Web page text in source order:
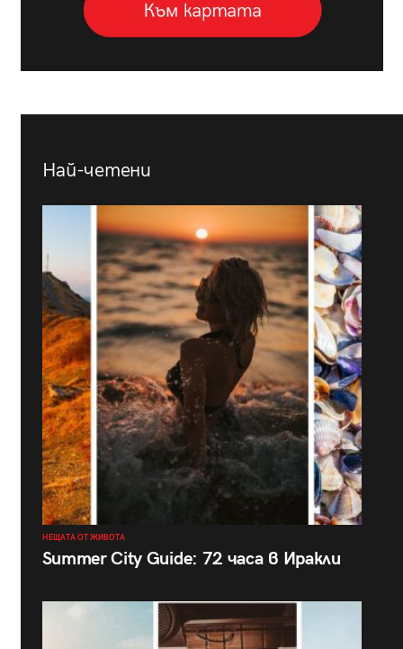
Най-четени
НЕЩАТА ОТ ЖИВОТА
Summer City Guide: 72 часа в Иракли